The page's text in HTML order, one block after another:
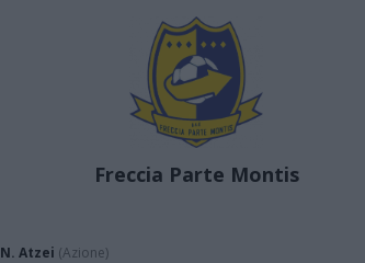
Freccia Parte Montis
N. Atzei (Azione)